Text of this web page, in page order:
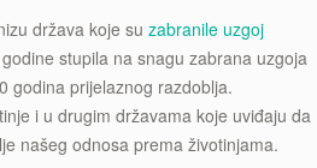
država koje suzabranile uzgoj
stupila na snagu zabrana uzgoja
godina prijelaznog razdoblja.
i u drugim državama koje uviđaju da
našeg odnosa prema životinjama.